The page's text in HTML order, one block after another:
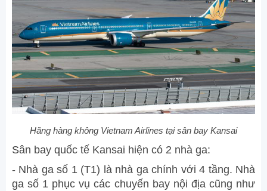
Hãng hàng không Vietnam Airlines tại sân bay Kansai
Sân bay quốc tế Kansai hiện có 2 nhà ga:
- Nhà ga số 1 (T1) là nhà ga chính với 4 tầng. Nhà
ga số 1 phục vụ các chuyến bay nội địa cũng như